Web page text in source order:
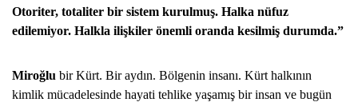
Otoriter, totaliter bir sistem kurulmuş. Halka nüfuz
edilemiyor. Halkla ilişkiler önemli oranda kesilmiş durumda.”
Miroğlu bir Kürt. Bir aydın. Bölgenin insanı. Kürt halkının
kimlik mücadelesinde hayati tehlike yaşamış bir insan ve bugün